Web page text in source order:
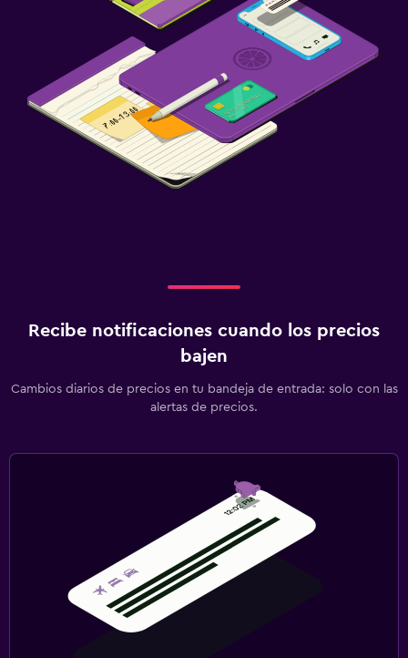
Recibe notificaciones cuando los precios
bajen
Cambios diarios de precios en tu bandeja de entrada: solo con las
alertas de precios.